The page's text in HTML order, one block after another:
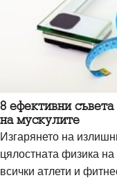
8 ефективни
на мускулите
Изгарянето на
цялостната физика
всички атлети и